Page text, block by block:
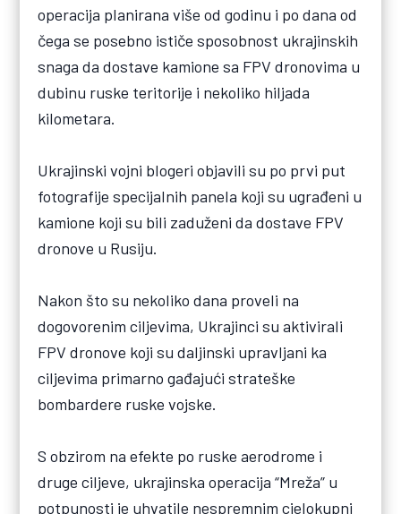
operacija planirana više od godinu i po dana od
čega se posebno ističe sposobnost ukrajinskih
snaga da dostave kamione sa FPV dronovima u
dubinu ruske teritorije i nekoliko hiljada
kilometara.
Ukrajinski vojni blogeri objavili su po prvi put
fotografije specijalnih panela koji su ugrađeni u
kamione koji su bili zaduženi da dostave FPV
dronove u Rusiju.
Nakon što su nekoliko dana proveli na
dogovorenim ciljevima, Ukrajinci su aktivirali
FPV dronove koji su daljinski upravljani ka
ciljevima primarno gađajući strateške
bombardere ruske vojske.
S obzirom na efekte po ruske aerodrome i
druge ciljeve, ukrajinska operacija “Mreža” u
potpunosti je uhvatile nespremnim cjelokupni